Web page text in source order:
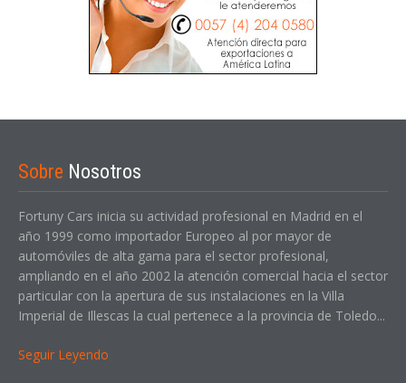
Sobre Nosotros
Fortuny Cars inicia su actividad profesional en Madrid en el
año 1999 como importador Europeo al por mayor de
automóviles de alta gama para el sector profesional,
ampliando en el año 2002 la atención comercial hacia el sector
particular con la apertura de sus instalaciones en la Villa
Imperial de Illescas la cual pertenece a la provincia de Toledo...
Seguir Leyendo